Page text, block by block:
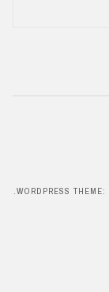
WORDPRESS THEME: